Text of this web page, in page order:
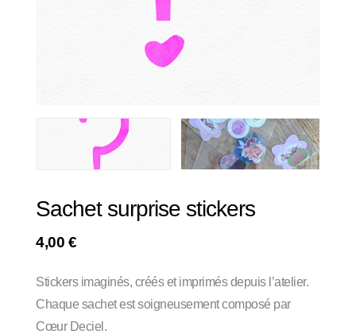
Sachet surprise stickers
4,00 €
Stickers imaginés, créés et imprimés depuis l’atelier.
Chaque sachet est soigneusement composé par
Cœur Deciel.